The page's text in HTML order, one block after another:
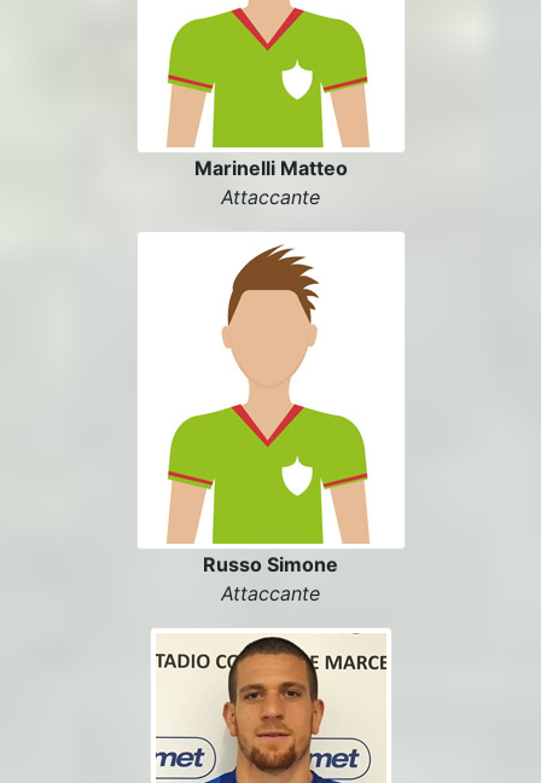
Marinelli Matteo
Attaccante
Russo Simone
Attaccante